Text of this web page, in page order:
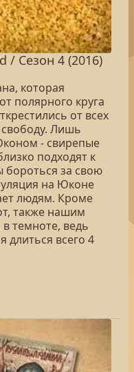
/ Сезон 4 (2016)
которая
полярного круга
от всех
Лишь
- свирепые
подходят к
за свою
на Юконе
людям. Кроме
также нашим
темноте, ведь
длиться всего 4